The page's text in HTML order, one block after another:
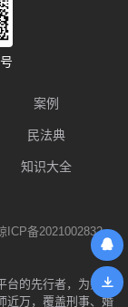
案例
民法典
知识大全
ICP备2021002832
台的先行者，为数千
近万，覆盖刑事、婚